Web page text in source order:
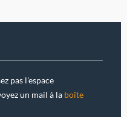
pas l'espace
un mail à la boîte